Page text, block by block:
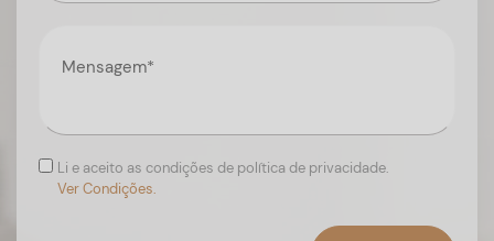
Li e aceito as condições de política de privacidade.
Ver Condições.